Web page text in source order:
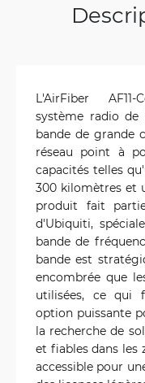
L'AirFiber
système radio de
bande de grande
réseau point à
capacités telles
300 kilomètres et
produit fait
d'Ubiquiti,
bande de
bande est
encombrée que
utilisées, ce qui
option puissante
la recherche de
et fiables dans les
accessible pour